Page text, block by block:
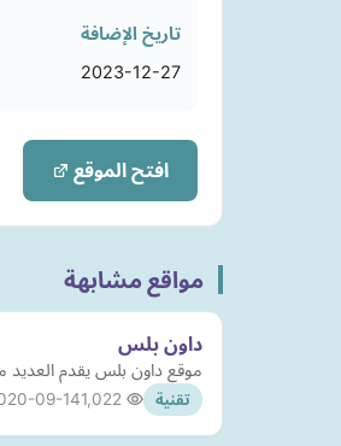
تاريخ الإضافة
2023-12-27
افتح الموقع
مواقع مشابهة
داون بلس
موقع داون بلس يقدم العديد
تقنية 09-14